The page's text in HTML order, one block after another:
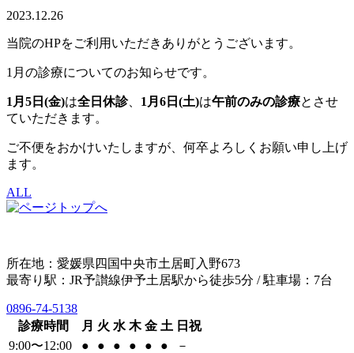
2023.12.26
当院のHPをご利用いただきありがとうございます。
1月の診療についてのお知らせです。
1月5日(金)は全日休診、 1月6日(土)は午前のみの診療とさせ
ていただきます。
ご不便をおかけいたしますが、何卒よろしくお願い申し上げ
ます。
ALL
所在地：愛媛県四国中央市土居町入野673
最寄り駅：JR予讃線伊予土居駅から徒歩5分 / 駐車場：7台
0896-74-5138
診療時間
月 火 水 木 金 土 日祝
9:00〜12:00
● ● ● ● ● ●
－